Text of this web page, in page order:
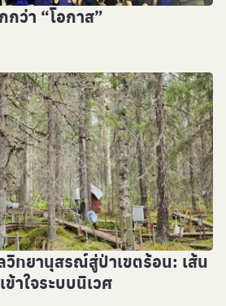
ว่า “โอกาส”
วิทยานุสรณ์สู่ป่าเขตร้อน: เส้น
าใจระบบนิเวศ